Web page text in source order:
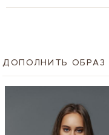
ДОПОЛНИТЬ ОБРАЗ
Navigating through
Press to skip carousel
Press to go to